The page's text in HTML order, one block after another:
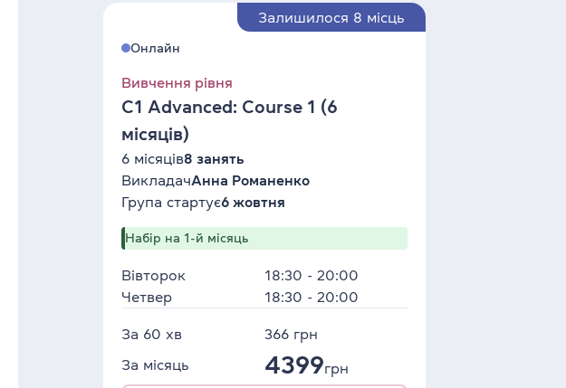
Залишилося 8 місць
Онлайн
Вивчення рівня
C1 Advanced: Course 1 (6
місяців)
6 місяців8 занять
ВикладачАнна Романенко
Група стартує6 жовтня
Набір на 1-й місяць
Вівторок
18:30 - 20:00
Четвер
18:30 - 20:00
За 60 хв 366 грн
За місяць 4399грн